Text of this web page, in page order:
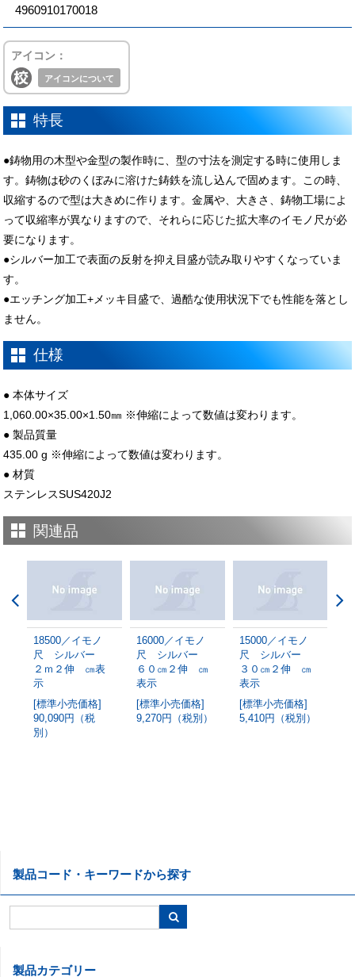
4960910170018
アイコン：
アイコンについて
特長
●鋳物用の木型や金型の製作時に、型の寸法を測定する時に使用しま
す。鋳物は砂のくぼみに溶けた鋳鉄を流し込んで固めます。この時、
収縮するので型は大きめに作ります。金属や、大きさ、鋳物工場によ
って収縮率が異なりますので、それらに応じた拡大率のイモノ尺が必
要になります。
●シルバー加工で表面の反射を抑え目盛が読み取りやすくなっていま
す。
●エッチング加工+メッキ目盛で、過酷な使用状況下でも性能を落とし
ません。
仕様
● 本体サイズ
1,060.00×35.00×1.50㎜ ※伸縮によって数値は変わります。
● 製品質量
435.00 g ※伸縮によって数値は変わります。
● 材質
ステンレスSUS420J2
関連品
18500／イモノ
尺 シルバー
２ｍ２伸 ㎝表
示
[標準小売価格]
90,090円（税
別）
16000／イモノ
尺 シルバー
６０㎝２伸 ㎝
表示
[標準小売価格]
9,270円（税別）
15000／イモノ
尺 シルバー
３０㎝２伸 ㎝
表示
[標準小売価格]
5,410円（税別）
製品コード・キーワードから探す
製品カテゴリー